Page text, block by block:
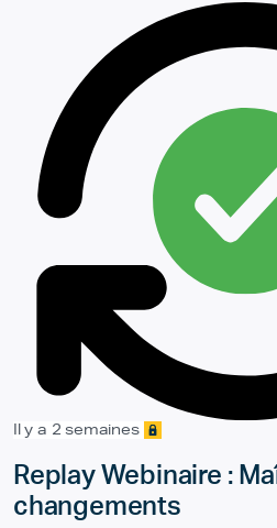
Il y a 2 semaines
Replay Webinaire :
changements